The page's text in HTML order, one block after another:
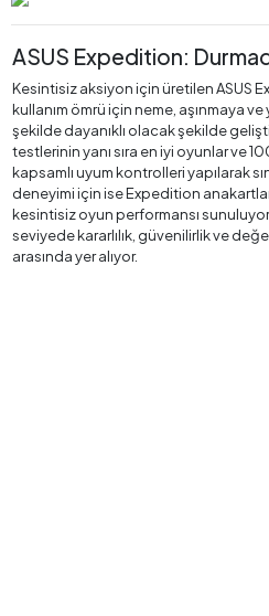
ASUS Expedition:
Kesintisiz aksiyon için üretilen ASUS
kullanım ömrü için neme, aşınmaya
şekilde dayanıklı olacak şekilde
testlerinin yanı sıra en iyi oyunlar ve
kapsamlı uyum kontrolleri yapılarak
deneyimi için ise Expedition
kesintisiz oyun performansı
seviyede kararlılık, güvenilirlik ve
arasında yer alıyor.